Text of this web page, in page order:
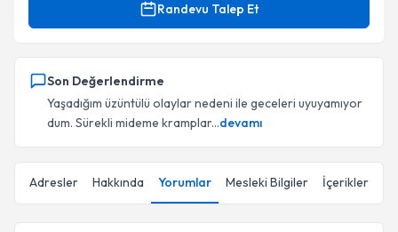
Randevu Talep Et
Son Değerlendirme
Yaşadığım üzüntülü olaylar nedeni ile geceleri uyuyamıyor
dum. Sürekli mideme kramplar...devamı
Adresler Hakkında Yorumlar Mesleki Bilgiler İçerikler